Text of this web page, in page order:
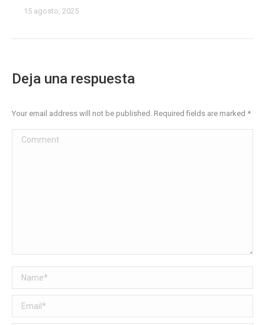
15 agosto, 2025
Deja una respuesta
Your email address will not be published. Required fields are marked *
Comment
Name *
Email *